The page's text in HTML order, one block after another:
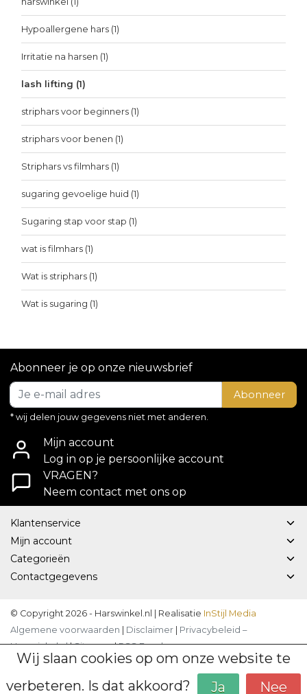
Hypoallergene hars (1)
Irritatie na harsen (1)
lash lifting (1)
striphars voor beginners (1)
striphars voor benen (1)
Striphars vs filmhars (1)
sugaring gevoelige huid (1)
Sugaring stap voor stap (1)
wat is filmhars (1)
Wat is striphars (1)
Wat is sugaring (1)
Abonneer je op onze nieuwsbrief
Abonneer
* wij delen jouw gegevens niet met anderen.
Mijn account
Log in op je persoonlijke account
VRAGEN?
Neem contact met ons op
Klantenservice
Mijn account
Categorieën
Contactgegevens
© Copyright 2026 - Harswinkel.nl | Realisatie InStijl Media
Algemene voorwaarden
Disclaimer
Privacybeleid –
Harswinkel.nl|Sitemap|RSS Feed
Wij slaan cookies op om onze website te
verbeteren. Is dat akkoord?
Ja Nee